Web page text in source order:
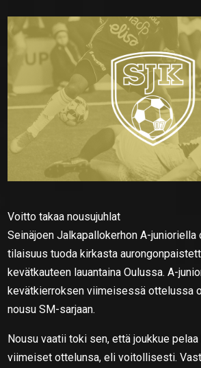
Voitto takaa nousujuhlat
Seinäjoen Jalkapallokerhon A-junioriella
tilaisuus tuoda kirkasta
kevätkauteen lauantaina Oulussa. A-
kevätkierroksen viimeisessä ottelussa
nousu SM-sarjaan.
Nousu vaatii toki sen, että joukkue
viimeiset ottelunsa, eli voitollisesti.